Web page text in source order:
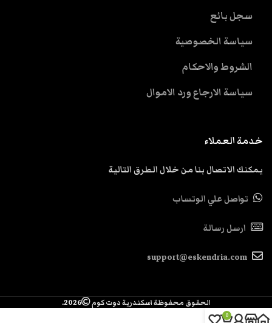
سجل بائع
سياسة الخصوصية
الشروط والاحكام
سياسة الارجاع ورد الاموال
خدمة العملاء
يمكنك الاتصال بنا من خلال الطرق التالية
تواصل علي الوتساب
ارسل رسالة
support@eskendria.com
الحقوق محفوظة اسكندرية دوت كوم 2026.
0